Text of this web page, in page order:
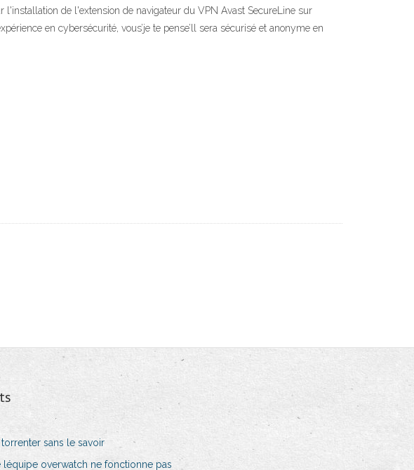
de l'extension de navigateur du VPN Avast SecureLine sur
en cybersécurité, vous’je te pense’ll sera sécurisé et anonyme en
sans le savoir
léquipe overwatch ne fonctionne pas